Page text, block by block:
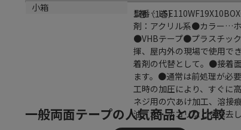
商品説明
型番
剤：アクリル系●カラー…
●VHBテープ●プラスチッ
揮、屋内外の現場で使用で
着剤の代替として。●接着
ます。●通常は前処理が必
工時の加圧により、すぐに
ネジ用の穴あけ加工、溶接
油・水・ホコリなどを除去
小箱
1巻（1巻）
一般両面テープの人気商品との比較